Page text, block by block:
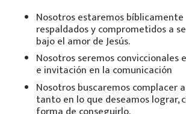
Nosotros estaremos bíblicamente
respaldados y comprometidos a
bajo el amor de Jesús.
Nosotros seremos conviccionales
e invitación en la comunicación
Nosotros buscaremos complacer a
tanto en lo que deseamos lograr,